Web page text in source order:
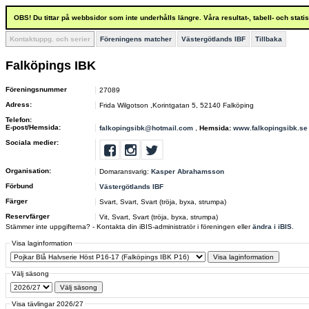
OBS! Du tittar på webbsidor som inte underhålls längre. Våra resultat-, tabell- och
Kontaktuppg. och serier Föreningens matcher Västergötlands IBF Tillbaka
Falköpings IBK
Föreningsnummer
27089
Adress:
Frida Wilgotson ,Korintgatan 5, 52140 Falköping
Telefon:
E-post/Hemsida:
falkopingsibk@hotmail.com Hemsida: www.falkopingsibk.se
Sociala medier:
Organisation: Domaransvarig: Kasper Abrahamsson
Förbund
Västergötlands IBF
Färger
Svart, Svart, Svart (tröja, byxa, strumpa)
Reservfärger
Vit, Svart, Svart (tröja, byxa, strumpa)
Stämmer inte uppgifterna? - Kontakta din iBIS-administratör i föreningen ellerändra i iBIS
Visa laginformation
Välj säsong
Visa tävlingar 2026/27